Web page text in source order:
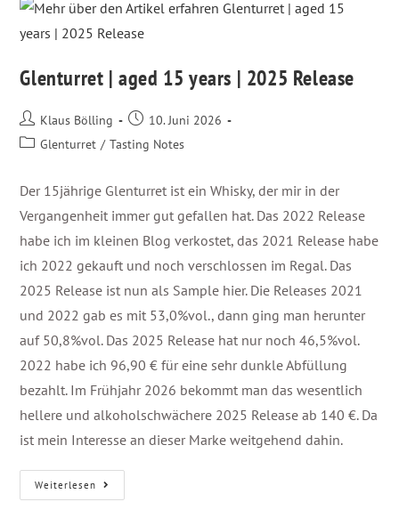
Glenturret | aged 15 years | 2025 Release
Klaus Bölling
10. Juni 2026
Glenturret / Tasting Notes
Der 15jährige Glenturret ist ein Whisky, der mir in der
Vergangenheit immer gut gefallen hat. Das 2022 Release
habe ich im kleinen Blog verkostet, das 2021 Release habe
ich 2022 gekauft und noch verschlossen im Regal. Das
2025 Release ist nun als Sample hier. Die Releases 2021
und 2022 gab es mit 53,0%vol., dann ging man herunter
auf 50,8%vol. Das 2025 Release hat nur noch 46,5%vol.
2022 habe ich 96,90 € für eine sehr dunkle Abfüllung
bezahlt. Im Frühjahr 2026 bekommt man das wesentlich
hellere und alkoholschwächere 2025 Release ab 140 €. Da
ist mein Interesse an dieser Marke weitgehend dahin.
Weiterlesen